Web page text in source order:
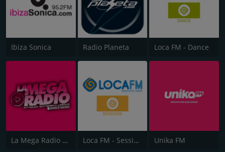
Ibiza Sonica Radio Planeta Loca FM - Dance
La Mega Radio 91.7 FM Loca FM - Sessions Unika FM